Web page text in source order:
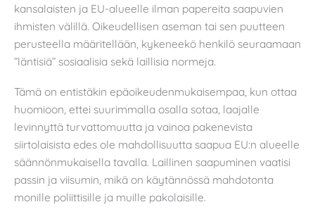
kansalaisten ja EU-alueelle ilman papereita saapuvien
ihmisten välillä. Oikeudellisen aseman tai sen puutteen
perusteella määritellään, kykeneekö henkilö seuraamaan
”läntisiä” sosiaalisia sekä laillisia normeja.
Tämä on entistäkin epäoikeudenmukaisempaa, kun ottaa
huomioon, ettei suurimmalla osalla sotaa, laajalle
levinnyttä turvattomuutta ja vainoa pakenevista
siirtolaisista edes ole mahdollisuutta saapua EU:n alueelle
säännönmukaisella tavalla. Laillinen saapuminen vaatisi
passin ja viisumin, mikä on käytännössä mahdotonta
monille poliittisille ja muille pakolaisille.